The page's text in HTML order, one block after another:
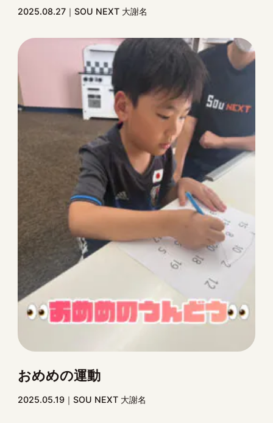
2025.08.27 SOU NEXT 大謝名
おめめの運動
2025.05.19 SOU NEXT 大謝名